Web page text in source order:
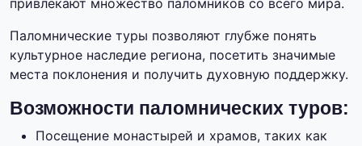
привлекают множество паломников со всего мира.
Паломнические туры позволяют глубже понять
культурное наследие региона, посетить значимые
места поклонения и получить духовную поддержку.
Возможности паломнических туров:
Посещение монастырей и храмов, таких как